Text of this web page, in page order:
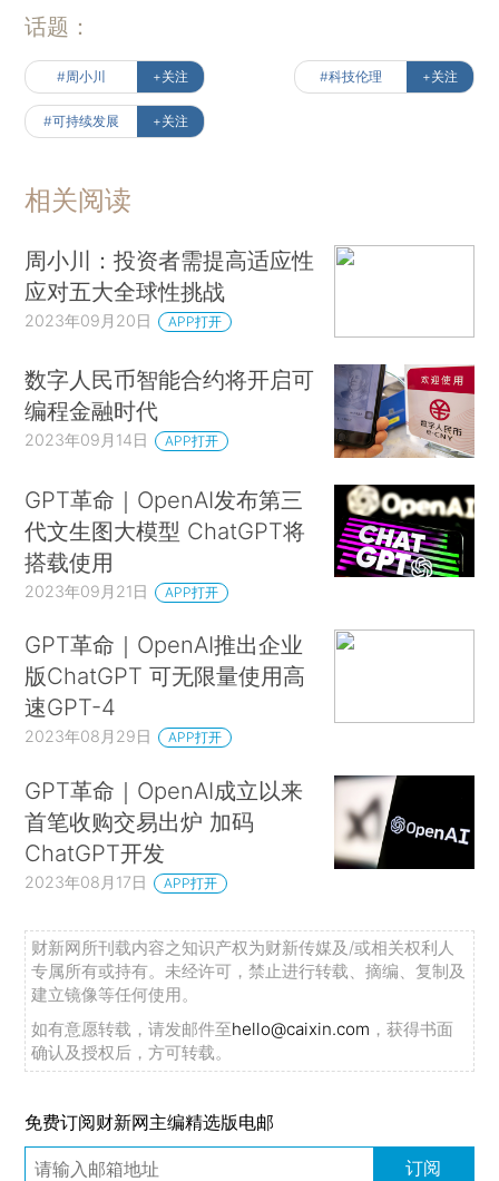
话题：
#周小川 +关注 #科技伦理 +关注
#可持续发展 +关注
相关阅读
周小川：投资者需提高适应性
应对五大全球性挑战
2023年09月20日 APP打开
数字人民币智能合约将开启可
编程金融时代
2023年09月14日 APP打开
GPT革命｜OpenAI发布第三
代文生图大模型 ChatGPT将
搭载使用
2023年09月21日 APP打开
GPT革命｜OpenAI推出企业
版ChatGPT 可无限量使用高
速GPT-4
2023年08月29日 APP打开
GPT革命｜OpenAI成立以来
首笔收购交易出炉 加码
ChatGPT开发
2023年08月17日 APP打开
财新网所刊载内容之知识产权为财新传媒及/或相关权利人
专属所有或持有。未经许可，禁止进行转载、摘编、复制及
建立镜像等任何使用。
如有意愿转载，请发邮件至hello@caixin.com ，获得书面
确认及授权后，方可转载。
免费订阅财新网主编精选版电邮
订阅